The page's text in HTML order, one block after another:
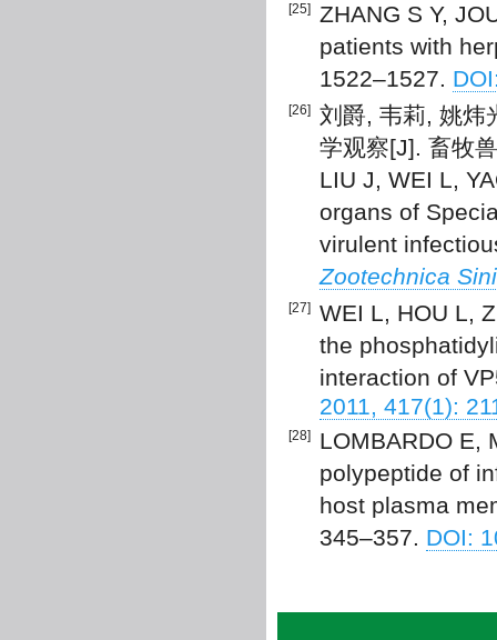
[25]
ZHANG S Y,
patients with
1522–1527.
[26]
刘爵, 韦莉, 姚炜
学观察[J]. 畜牧
LIU J, WEI L,
organs of
virulent
Zootechnica
[27]
WEI L, HOU L,
the
interaction of
2011, 417(1):
[28]
LOMBARDO E,
polypeptide of
host plasma
345–357. DOI: